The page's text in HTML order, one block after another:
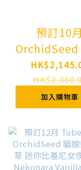
預訂10月
OrchidSeed
醬 Kanon-
Illustrated
karory 1/6
Complete
Pre-
加入購物車